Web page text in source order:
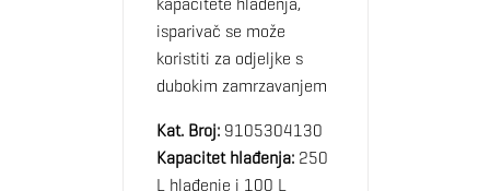
isparivač se može
koristiti za odjeljke s
dubokim zamrzavanjem
Kat. Broj:9105304130
Kapacitet hlađenja:250
L hlađenje i 100 L